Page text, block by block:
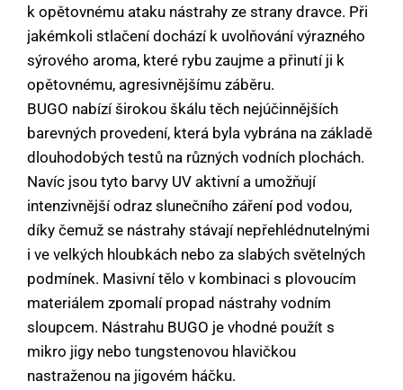
k opětovnému ataku nástrahy ze strany dravce. Při
jakémkoli stlačení dochází k uvolňování výrazného
sýrového aroma, které rybu zaujme a přinutí ji k
opětovnému, agresivnějšímu záběru.
BUGO nabízí širokou škálu těch nejúčinnějších
barevných provedení, která byla vybrána na základě
dlouhodobých testů na různých vodních plochách.
Navíc jsou tyto barvy UV aktivní a umožňují
intenzivnější odraz slunečního záření pod vodou,
díky čemuž se nástrahy stávají nepřehlédnutelnými
i ve velkých hloubkách nebo za slabých světelných
podmínek. Masivní tělo v kombinaci s plovoucím
materiálem zpomalí propad nástrahy vodním
sloupcem. Nástrahu BUGO je vhodné použít s
mikro jigy nebo tungstenovou hlavičkou
nastraženou na jigovém háčku.